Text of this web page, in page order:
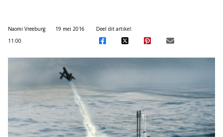
Naomi Vreeburg
19 mei 2016
11:00
Deel dit artikel: